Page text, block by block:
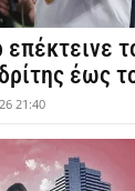
επέκτεινε
έως
21:40